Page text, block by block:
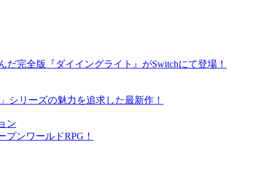
完全版『ダイイングライト』がSwitchにて登場！
シリーズの魅力を追求した最新作！
ン
ンワールドRPG！